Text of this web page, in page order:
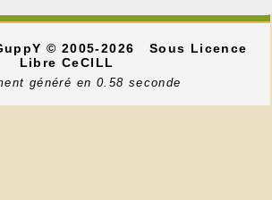
© 2005-2026
Sous Licence
Libre CeCILL
généré en 0.58 seconde